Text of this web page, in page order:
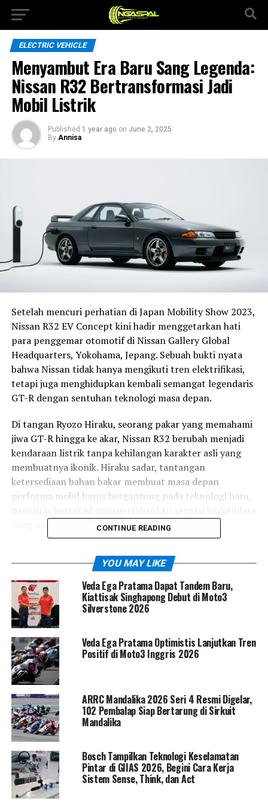
ELECTRIC VEHICLE
Menyambut Era Baru Sang Legenda:
Nissan R32 Bertransformasi Jadi
Mobil Listrik
Published 1 year ago on June 2, 2025
By Annisa
Setelah mencuri perhatian di Japan Mobility Show 2023,
Nissan R32 EV Concept kini hadir menggetarkan hati
para penggemar otomotif di Nissan Gallery Global
Headquarters, Yokohama, Jepang. Sebuah bukti nyata
bahwa Nissan tidak hanya mengikuti tren elektrifikasi,
tetapi juga menghidupkan kembali semangat legendaris
GT-R dengan sentuhan teknologi masa depan.
Di tangan Ryozo Hiraku, seorang pakar yang memahami
jiwa GT-R hingga ke akar, Nissan R32 berubah menjadi
kendaraan listrik tanpa kehilangan karakter asli yang
membuatnya ikonik. Hiraku sadar, tantangan
ketersediaan bahan bakar membuat masa depan
performa mobil harus bergantung pada teknologi baru,
yang membara dan penuh emosi.
Secara visual, R32 EV nyaris tak bisa dibedakan dari versi
klasik dengan mesin RB26DETT twin-turbo yang
legendaris. Warna Gun Grey tetap menghiasi bodi
dengan dimensi panjang 4.545 mm, lebar 1.755 mm, dan
bertambah signifikan dari 1.430 kg menjadi 1.797 kg
karena baterai dan perangkat listrik yang terpasang—
sebuah kompromi teknologi demi masa depan.
CONTINUE READING
YOU MAY LIKE
Veda Ega Pratama Dapat Tandem Baru,
Kiattisak Singhapong Debut di Moto3
Silverstone 2026
Veda Ega Pratama Optimistis Lanjutkan Tren
Positif di Moto3 Inggris 2026
ARRC Mandalika 2026 Seri 4 Resmi Digelar,
102 Pembalap Siap Bertarung di Sirkuit
Mandalika
Bosch Tampilkan Teknologi Keselamatan
Pintar di GIIAS 2026, Begini Cara Kerja
Sistem Sense, Think, dan Act